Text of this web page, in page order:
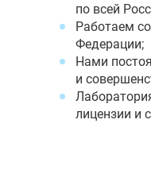
по всей
Работаем
Федерации;
Нами
и
лицензии и